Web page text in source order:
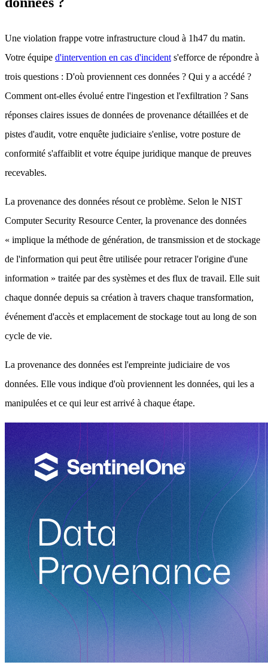
Une violation frappe votre infrastructure cloud à 1h47 du matin.
Votre équipe d'intervention en cas d'incident s'efforce de répondre à
trois questions : D'où proviennent ces données ? Qui y a accédé ?
Comment ont-elles évolué entre l'ingestion et l'exfiltration ? Sans
réponses claires issues de données de provenance détaillées et de
pistes d'audit, votre enquête judiciaire s'enlise, votre posture de
conformité s'affaiblit et votre équipe juridique manque de preuves
recevables.
La provenance des données résout ce problème. Selon le NIST
Computer Security Resource Center, la provenance des données
« implique la méthode de génération, de transmission et de stockage
de l'information qui peut être utilisée pour retracer l'origine d'une
information » traitée par des systèmes et des flux de travail. Elle suit
chaque donnée depuis sa création à travers chaque transformation,
événement d'accès et emplacement de stockage tout au long de son
cycle de vie.
La provenance des données est l'empreinte judiciaire de vos
données. Elle vous indique d'où proviennent les données, qui les a
manipulées et ce qui leur est arrivé à chaque étape.